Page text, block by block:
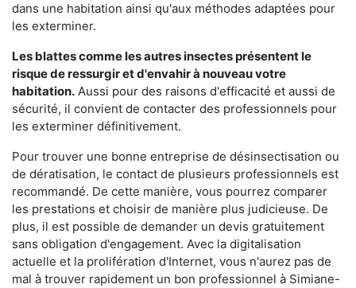
dans une habitation ainsi qu'aux méthodes adaptées pour
les exterminer.
Les blattes comme les autres insectes présentent le
risque de ressurgir et d'envahir à nouveau votre
habitation. Aussi pour des raisons d'efficacité et aussi de
sécurité, il convient de contacter des professionnels pour
les exterminer définitivement.
Pour trouver une bonne entreprise de désinsectisation ou
de dératisation, le contact de plusieurs professionnels est
recommandé. De cette manière, vous pourrez comparer
les prestations et choisir de manière plus judicieuse. De
plus, il est possible de demander un devis gratuitement
sans obligation d'engagement. Avec la digitalisation
actuelle et la prolifération d'Internet, vous n'aurez pas de
mal à trouver rapidement un bon professionnel à Simiane-